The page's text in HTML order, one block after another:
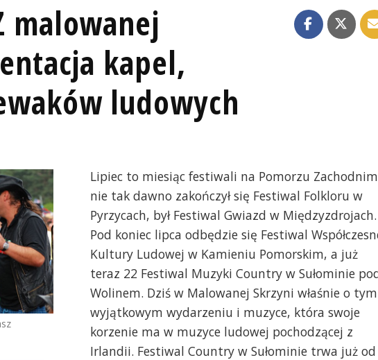
malowanej
kapel,
ludowych
Lipiec to miesiąc festiwali na Pomorzu
nie tak dawno zakończył się Festiwal Folkloru w
Pyrzycach, był Festiwal Gwiazd w Międzyzdrojach.
Pod koniec lipca odbędzie się Festiwal
Kultury Ludowej w Kamieniu Pomorskim, a już
teraz 22 Festiwal Muzyki Country w Sułominie
Wolinem. Dziś w Malowanej Skrzyni właśnie o tym
wyjątkowym wydarzeniu i muzyce, która swoje
korzenie ma w muzyce ludowej pochodzącej z
Irlandii. Festiwal Country w Sułominie trwa już od